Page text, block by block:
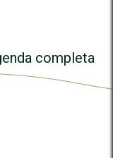
completa